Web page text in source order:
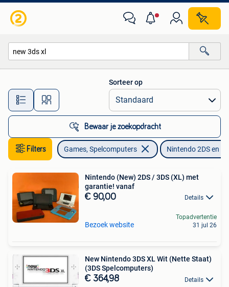
Alle afstanden…
Sorteer op
Bewaar je zoekopdracht
Filters Games, Spelcomputers Nintendo 2DS en
Nintendo (New) 2DS / 3DS (XL) met
garantie! vanaf
€ 90,00 Details
Bezoek website
Topadvertentie
31 jul 26
New Nintendo 3DS XL Wit (Nette Staat)
(3DS Spelcomputers)
€ 364,98 Details